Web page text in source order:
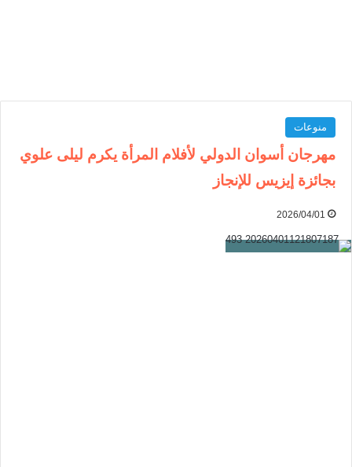
منوعات
مهرجان أسوان الدولي لأفلام المرأة يكرم ليلى علوي
بجائزة إيزيس للإنجاز
2026/04/01